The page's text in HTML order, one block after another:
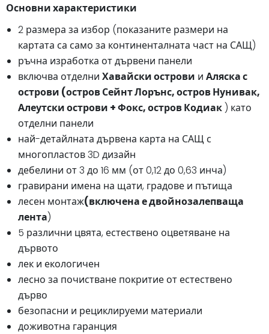
Основни характеристики
2 размера за избор (показаните размери на
картата са само за континенталната част на САЩ)
ръчна изработка от дървени панели
включва отделни Хавайски острови и Аляска с
острови (остров Сейнт Лорънс, остров Нунивак,
Алеутски острови + Фокс, остров Кодиак) като
отделни панели
най-детайлната дървена карта на САЩ с
многопластов 3D дизайн
дебелини от 3 до 16 мм (от 0,12 до 0,63 инча)
гравирани имена на щати, градове и пътища
лесен монтаж(включена е двойнозалепваща
лента)
5 различни цвята, естествено оцветяване на
дървото
лек и екологичен
лесно за почистване покритие от естествено
дърво
безопасни и рециклируеми материали
доживотна гаранция